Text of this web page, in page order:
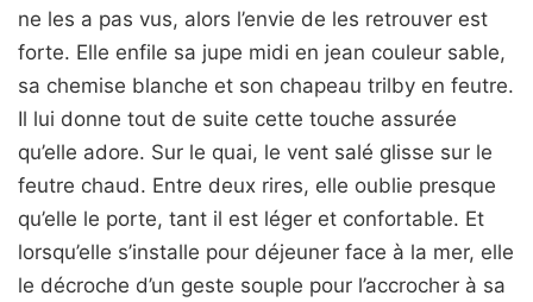
ne les a pas vus, alors l’envie de les retrouver est
forte. Elle enfile sa jupe midi en jean couleur sable,
sa chemise blanche et son chapeau trilby en feutre.
Il lui donne tout de suite cette touche assurée
qu’elle adore. Sur le quai, le vent salé glisse sur le
feutre chaud. Entre deux rires, elle oublie presque
qu’elle le porte, tant il est léger et confortable. Et
lorsqu’elle s’installe pour déjeuner face à la mer, elle
le décroche d’un geste souple pour l’accrocher à sa